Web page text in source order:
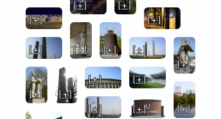
[ + ]
[ + ]
[ + ]
[ + ]
[ + ] [ + ]
[ + ]
[ + ]
[ + ]
[ + ] [ + ]
[ + ] [ + ]
[ + ] [ + ]
[ + ]